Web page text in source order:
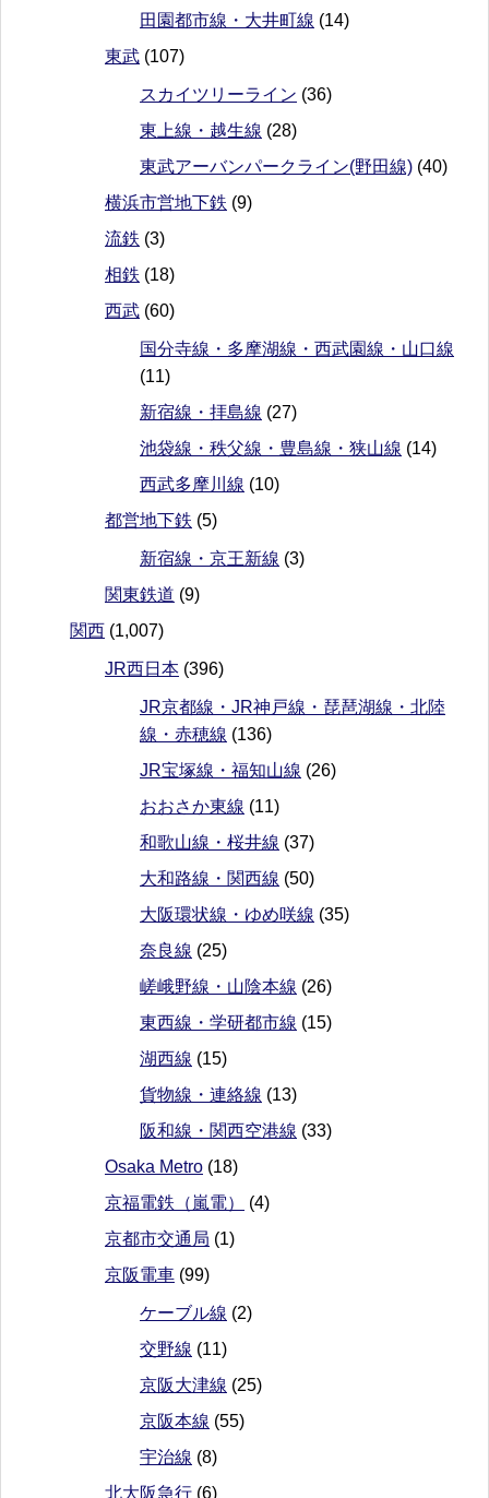
田園都市線・大井町線 (14)
東武 (107)
スカイツリーライン (36)
東上線・越生線 (28)
東武アーバンパークライン(野田線) (40)
横浜市営地下鉄 (9)
流鉄 (3)
相鉄 (18)
西武 (60)
国分寺線・多摩湖線・西武園線・山口線
(11)
新宿線・拝島線 (27)
池袋線・秩父線・豊島線・狭山線 (14)
西武多摩川線 (10)
都営地下鉄 (5)
新宿線・京王新線 (3)
関東鉄道 (9)
関西 (1,007)
JR西日本 (396)
JR京都線・JR神戸線・琵琶湖線・北陸
線・赤穂線 (136)
JR宝塚線・福知山線 (26)
おおさか東線 (11)
和歌山線・桜井線 (37)
大和路線・関西線 (50)
大阪環状線・ゆめ咲線 (35)
奈良線 (25)
嵯峨野線・山陰本線 (26)
東西線・学研都市線 (15)
湖西線 (15)
貨物線・連絡線 (13)
阪和線・関西空港線 (33)
Osaka Metro (18)
京福電鉄（嵐電）
(4)
京都市交通局 (1)
京阪電車 (99)
ケーブル線 (2)
交野線 (11)
京阪大津線 (25)
京阪本線 (55)
宇治線 (8)
北大阪急行 (6)